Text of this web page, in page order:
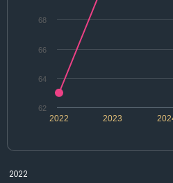
2022 2023
62
64
66
68
2022